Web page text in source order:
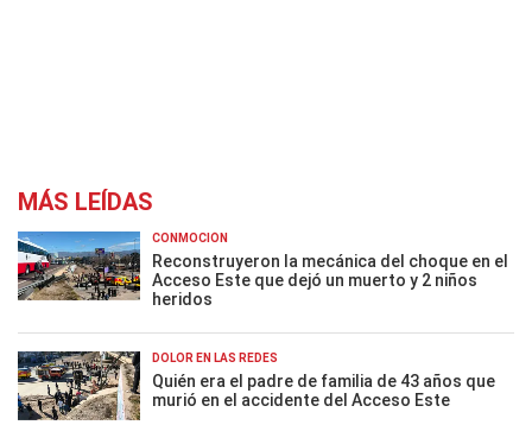
MÁS LEÍDAS
CONMOCIÓN
Reconstruyeron la mecánica del choque en el
Acceso Este que dejó un muerto y 2 niños
heridos
DOLOR EN LAS REDES
Quién era el padre de familia de 43 años que
murió en el accidente del Acceso Este